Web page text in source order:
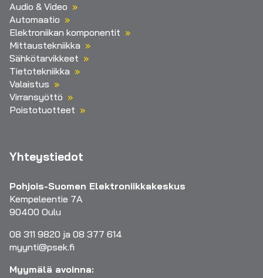
Audio & Video
Automaatio
Elektroniikan komponentit
Mittaustekniikka
Sähkötarvikkeet
Tietotekniikka
Valaistus
Virransyöttö
Poistotuotteet
Yhteystiedot
Pohjois-Suomen Elektroniikkakeskus
Kempeleentie 7A
90400 Oulu
08 311 9820 ja 08 377 614
myynti@psek.fi
Myymälä avoinna: